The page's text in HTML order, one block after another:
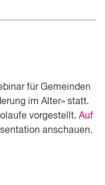
für Gemeinden
im Alter» statt.
vorgestellt. Auf
anschauen.